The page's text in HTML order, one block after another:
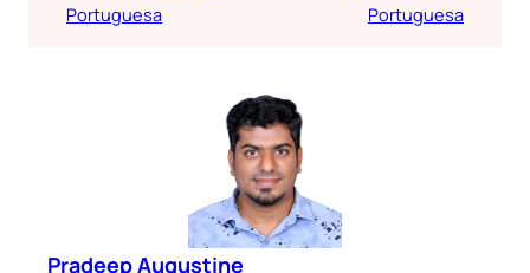
Portuguesa
Portuguesa
Pradeep Augustine